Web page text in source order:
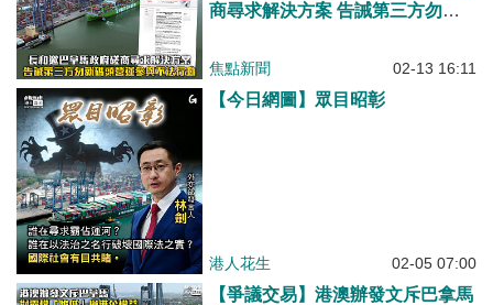
商尋求解決方案 告誡第三方勿就
焦點新聞 02-13 16:11
【今日網圖】眾目昭彰
港人花生 02-05 07:00
【爭議交易】港澳辦發文斥巴拿馬